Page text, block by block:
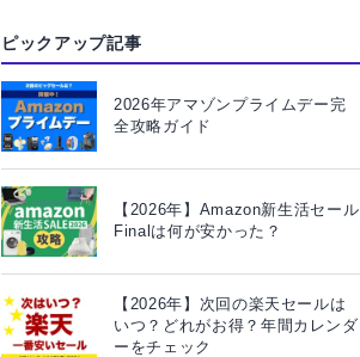
ピックアップ記事
2026年アマゾンプライムデー完
全攻略ガイド
【2026年】Amazon新生活セール
Finalは何が安かった？
【2026年】次回の楽天セールは
いつ？どれがお得？年間カレンダ
ーをチェック